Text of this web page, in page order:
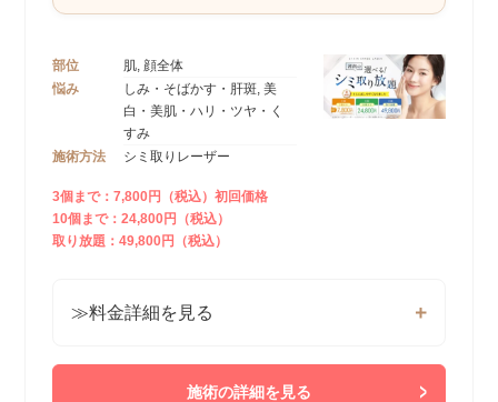
部位
肌, 顔全体
悩み
しみ・そばかす・肝斑, 美
白・美肌・ハリ・ツヤ・く
すみ
施術方法
シミ取りレーザー
3個まで：7,800円（税込）初回価格
10個まで：24,800円（税込）
取り放題：49,800円（税込）
≫料金詳細を見る
施術の詳細を見る